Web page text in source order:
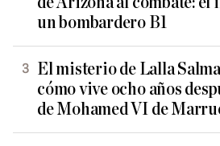
un bombardero B1
El misterio de Lalla
cómo vive ocho años
de Mohamed VI de